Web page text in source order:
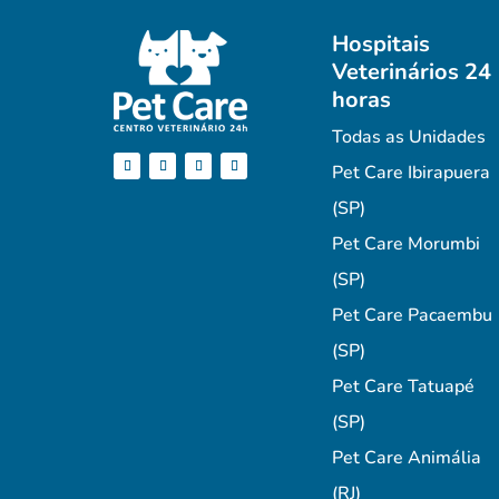
Hospitais
Veterinários 24
horas
Todas as Unidades
Pet Care Ibirapuera
(SP)
Pet Care Morumbi
(SP)
Pet Care Pacaembu
(SP)
Pet Care Tatuapé
(SP)
Pet Care Animália
(RJ)